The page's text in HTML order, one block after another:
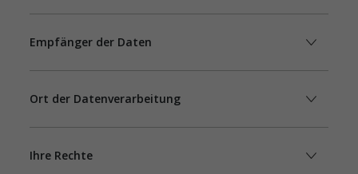
Empfänger der Daten
Ort der Datenverarbeitung
Ihre Rechte